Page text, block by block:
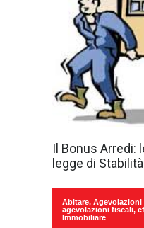
Il Bonus Arredi:
legge di Stabilità
Abitare,
agevolazioni fiscali,
Immobiliare